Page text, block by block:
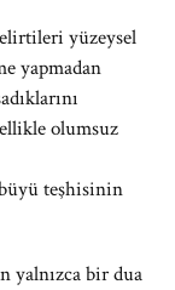
yüzeysel
yapmadan
olumsuz
teşhisinin
yalnızca bir dua